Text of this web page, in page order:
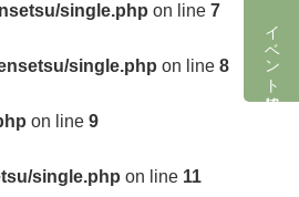
イベント情報
single.php on line 7
single.php on line 8
on line 9
single.php on line 11